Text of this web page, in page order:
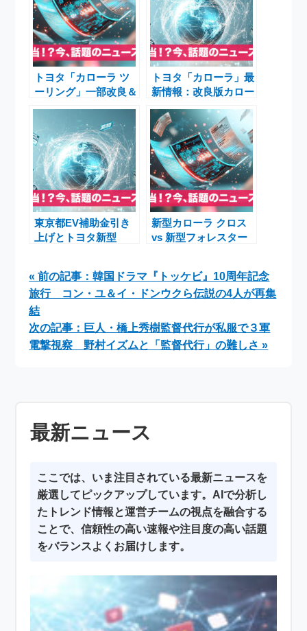
トヨタ「カローラ ツ
ーリング」一部改良＆
SPORT新発売！ 6速
MT教習車も
トヨタ「カローラ」最
新情報：改良版カロー
年特別仕様ACTIVE
SPORT、教習車仕様
の一部改良が登場
東京都EV補助金引き
上げとトヨタ新型
ワゴンが拓く都民のカ
ーライフ
新型カローラ クロス
vs 新型フォレスター
« 前の記事：韓国ドラマ『トッケビ』10周年記念
旅行 コン・ユ＆イ・ドンウクら伝説の4人が再集
結
次の記事：巨人・橋上秀樹監督代行が私服で３軍
電撃視察 野村イズムと「監督代行」の難しさ »
最新ニュース
ここでは、いま注目されている最新ニュースを
厳選してピックアップしています。AIで分析し
たトレンド情報と運営チームの視点を融合する
ことで、信頼性の高い速報や注目度の高い話題
をバランスよくお届けします。